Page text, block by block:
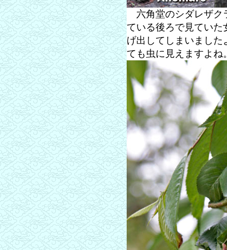
六角堂のシダレザク
ている後ろで見ていた
げ出してしまいまし
ても虫に見えますよね